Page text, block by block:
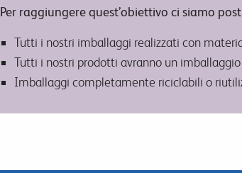
Per raggiungere quest’obiettivo ci siamo
Tutti i nostri imballaggi realizzati con
Tutti i nostri prodotti avranno un
Imballaggi completamente riciclabili o